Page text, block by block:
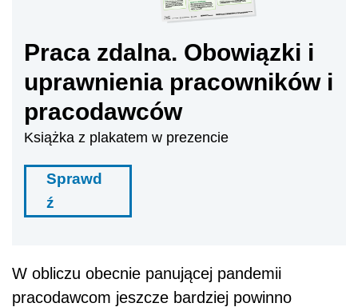
Praca zdalna. Obowiązki i
uprawnienia pracowników i
pracodawców
Książka z plakatem w prezencie
Sprawd
ź
W obliczu obecnie panującej pandemii
pracodawcom jeszcze bardziej powinno